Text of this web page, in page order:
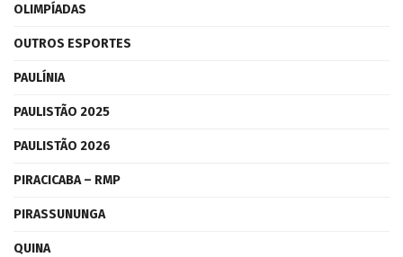
OLIMPÍADAS
OUTROS ESPORTES
PAULÍNIA
PAULISTÃO 2025
PAULISTÃO 2026
PIRACICABA – RMP
PIRASSUNUNGA
QUINA